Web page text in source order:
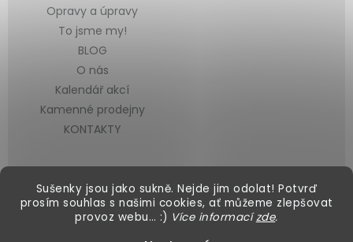
Sušenky jsou jako sukně. Nejde jim odolat! Potvrď
prosím souhlas s našimi cookies, ať můžeme zlepšovat
provoz webu… :) Více informacízde.
Opravy a úpravy
To jsme my!
BLOG
O nás
Kalendář akcí
Kamenné prodejny
KONTAKTY
Vytvořil Shoptet &